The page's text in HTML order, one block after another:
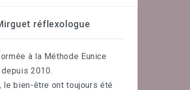
réflexologue
à la Méthode Eunice
depuis 2010.
le bien-être ont toujours été